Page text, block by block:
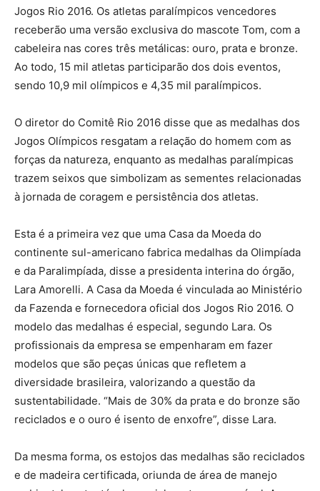
Jogos Rio 2016. Os atletas paralímpicos vencedores
receberão uma versão exclusiva do mascote Tom, com a
cabeleira nas cores três metálicas: ouro, prata e bronze.
Ao todo, 15 mil atletas participarão dos dois eventos,
sendo 10,9 mil olímpicos e 4,35 mil paralímpicos.
O diretor do Comitê Rio 2016 disse que as medalhas dos
Jogos Olímpicos resgatam a relação do homem com as
forças da natureza, enquanto as medalhas paralímpicas
trazem seixos que simbolizam as sementes relacionadas
à jornada de coragem e persistência dos atletas.
Esta é a primeira vez que uma Casa da Moeda do
continente sul-americano fabrica medalhas da Olimpíada
e da Paralimpíada, disse a presidenta interina do órgão,
Lara Amorelli. A Casa da Moeda é vinculada ao Ministério
da Fazenda e fornecedora oficial dos Jogos Rio 2016. O
modelo das medalhas é especial, segundo Lara. Os
profissionais da empresa se empenharam em fazer
modelos que são peças únicas que refletem a
diversidade brasileira, valorizando a questão da
sustentabilidade. “Mais de 30% da prata e do bronze são
reciclados e o ouro é isento de enxofre”, disse Lara.
Da mesma forma, os estojos das medalhas são reciclados
e de madeira certificada, oriunda de área de manejo